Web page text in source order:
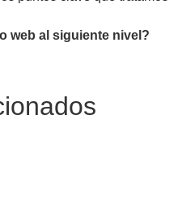
web al siguiente nivel?